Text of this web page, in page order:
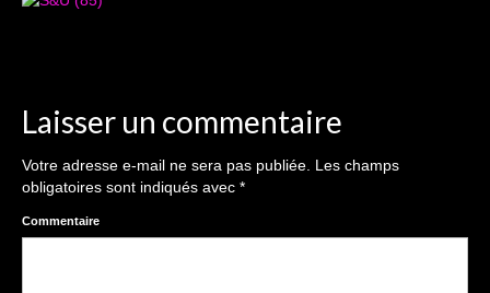
The smash cake: 1 an / 2
Séance Noël
Enfants
Laisser un commentaire
Votre adresse e-mail ne sera pas publiée. Les champs
obligatoires sont indiqués avec *
Commentaire